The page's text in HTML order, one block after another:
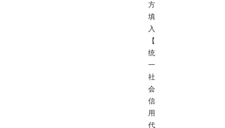
方
填
入
【
统
一
社
会
信
用
代